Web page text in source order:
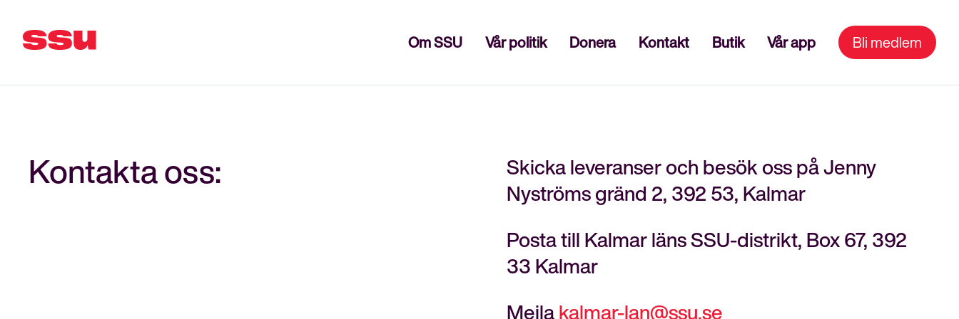
Stäng
Om SSU Vår politik Donera Kontakt Butik Vår app Bli medlem
Kontakta oss: Skicka leveranser och besök oss påJenny
Nyströms gränd 2, 392 53, Kalmar
Posta till Kalmar läns SSU-distrikt, Box 67, 392
33 Kalmar
Mejlakalmar-lan@ssu.se